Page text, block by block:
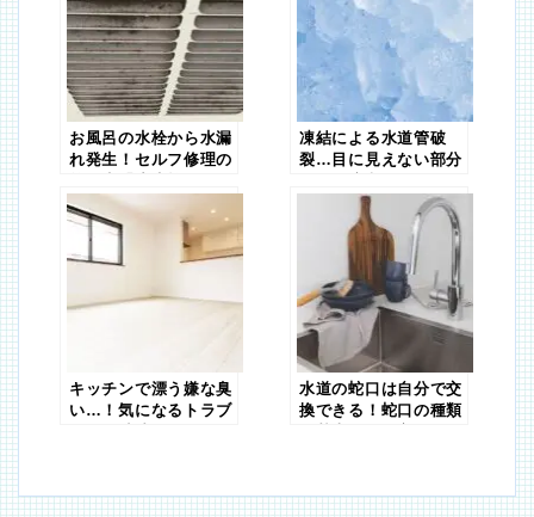
お風呂の水栓から水漏
れ発生！セルフ修理の
所と回し方
凍結による水道管破
裂…目に見えない部分
キッチンで漂う嫌な臭
い…！気になるトラブ
水道の蛇口は自分で交
換できる！蛇口の種類